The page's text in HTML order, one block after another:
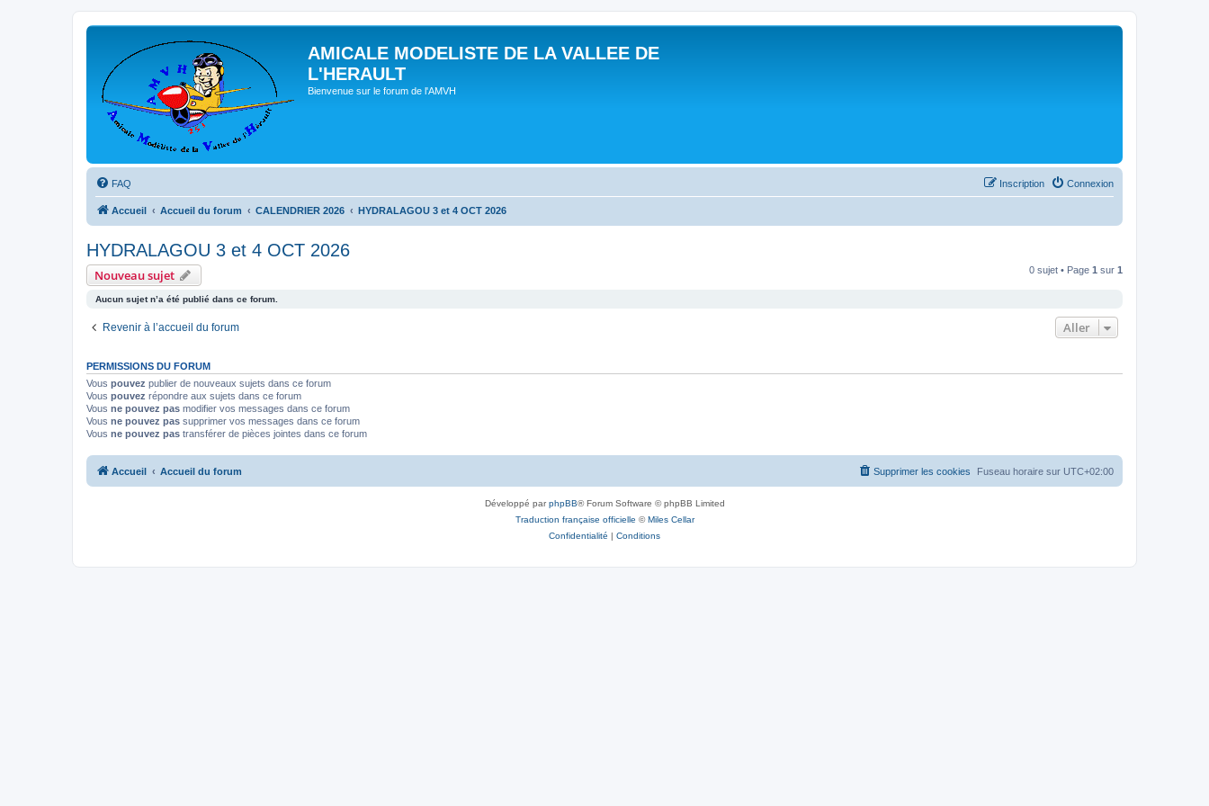
AMICALE MODELISTE DE LA VALLEE DE
L'HERAULT
Bienvenue sur le forum de l'AMVH
FAQ Connexion
Inscription
Accueil Accueil du forum CALENDRIER 2026 HYDRALAGOU 3 et 4 OCT 2026
HYDRALAGOU 3 et 4 OCT 2026
Nouveau sujet 0 sujet • Page 1 sur 1
Aucun sujet n’a été publié dans ce forum.
Revenir à l’accueil du forum Aller
PERMISSIONS DU FORUM
Vous pouvez publier de nouveaux sujets dans ce forum
Vous pouvez répondre aux sujets dans ce forum
Vous ne pouvez pas modifier vos messages dans ce forum
Vous ne pouvez pas supprimer vos messages dans ce forum
Vous ne pouvez pas transférer de pièces jointes dans ce forum
Accueil Accueil du forum Fuseau horaire sur UTC+02:00
Supprimer les cookies
Développé parphpBB® Forum Software © phpBB Limited
Traduction française officielle ©Miles Cellar
Confidentialité | Conditions